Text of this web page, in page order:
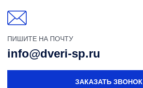
ПИШИТЕ НА ПОЧТУ
info@dveri-sp.ru
ЗАКАЗАТЬ ЗВОНОК